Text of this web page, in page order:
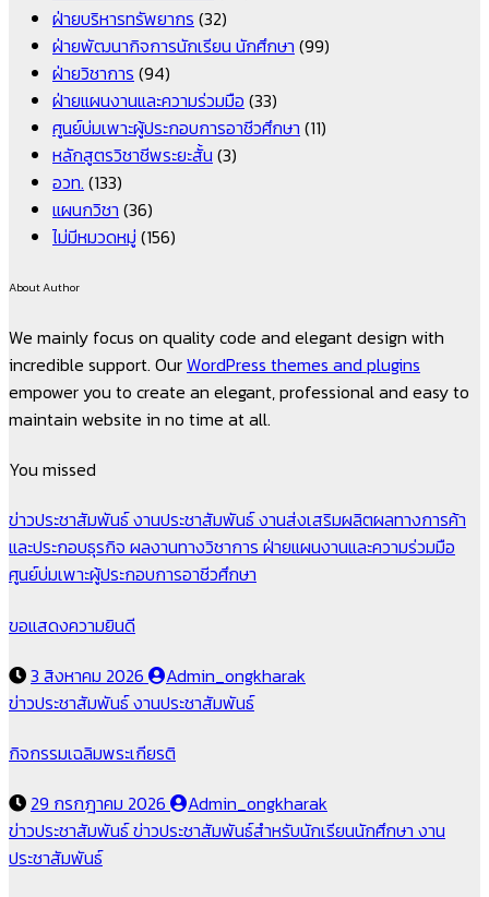
ฝ่ายบริหารทรัพยากร (32)
ฝ่ายพัฒนากิจการนักเรียน นักศึกษา (99)
ฝ่ายวิชาการ (94)
ฝ่ายแผนงานและความร่วมมือ (33)
ศูนย์บ่มเพาะผู้ประกอบการอาชีวศึกษา (11)
หลักสูตรวิชาชีพระยะสั้น (3)
อวท. (133)
แผนกวิชา (36)
ไม่มีหมวดหมู่ (156)
About Author
We mainly focus on quality code and elegant design with
incredible support. OurWordPress themes and plugins
empower you to create an elegant, professional and easy to
maintain website in no time at all.
You missed
ข่าวประชาสัมพันธ์งานประชาสัมพันธ์งานส่งเสริมผลิตผลทางการค้า
และประกอบธุรกิจ ผลงานทางวิชาการ ฝ่ายแผนงานและความร่วมมือ
ศูนย์บ่มเพาะผู้ประกอบการอาชีวศึกษา
ขอแสดงความยินดี
3 สิงหาคม 2026
Admin_ongkharak
ข่าวประชาสัมพันธ์งานประชาสัมพันธ์
กิจกรรมเฉลิมพระเกียรติ
29 กรกฎาคม 2026
Admin_ongkharak
ข่าวประชาสัมพันธ์ข่าวประชาสัมพันธ์สำหรับนักเรียนนักศึกษา งาน
ประชาสัมพันธ์